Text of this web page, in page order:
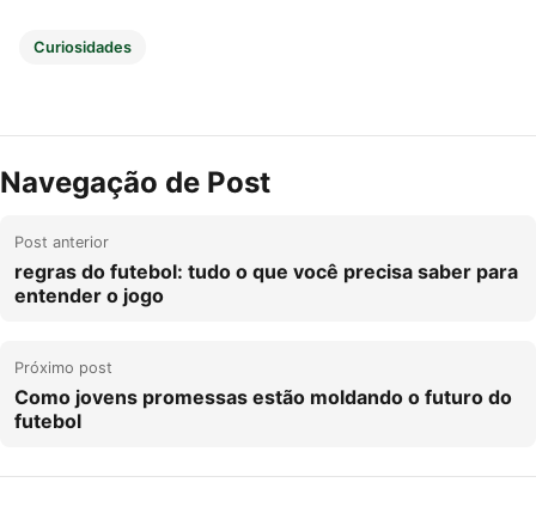
Curiosidades
Navegação de Post
Post anterior
regras do futebol: tudo o que você precisa saber para
entender o jogo
Próximo post
Como jovens promessas estão moldando o futuro do
futebol